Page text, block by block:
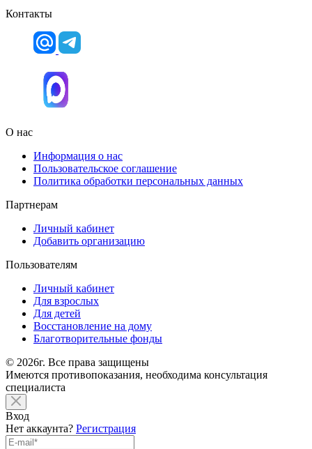
Контакты
О нас
Информация о нас
Пользовательское соглашение
Политика обработки персональных данных
Партнерам
Личный кабинет
Добавить организацию
Пользователям
Личный кабинет
Для взрослых
Для детей
Восстановление на дому
Благотворительные фонды
© 2026г. Все права защищены
Имеются противопоказания, необходима консультация
специалиста
Вход
Нет аккаунта? Регистрация